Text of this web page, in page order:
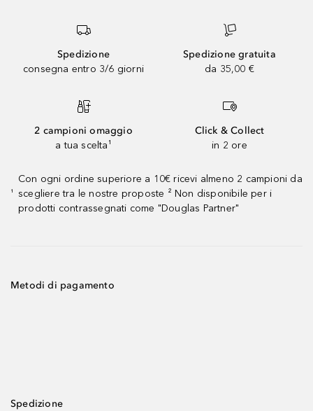
Spedizione
consegna entro 3/6 giorni
Spedizione gratuita
da 35,00 €
2 campioni omaggio
a tua scelta¹
Click & Collect
in 2 ore
¹
Con ogni ordine superiore a 10€ ricevi almeno 2 campioni da
scegliere tra le nostre proposte ² Non disponibile per i
prodotti contrassegnati come "Douglas Partner"
Metodi di pagamento
Spedizione